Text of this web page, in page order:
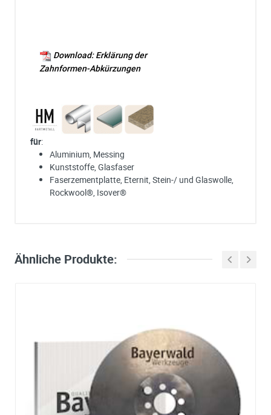
Download: Erklärung der
Zahnformen-Abkürzungen
für:
Aluminium, Messing
Kunststoffe, Glasfaser
Faserzementplatte, Eternit, Stein-/ und Glaswolle,
Rockwool®, Isover®
Bitte unterbreiten Sie mir ein Angebot:
Bitte teilen Sie uns die gewünschte Menge mit
Zustimmung zur Datenverarbeitung
Ähnliche Produkte: